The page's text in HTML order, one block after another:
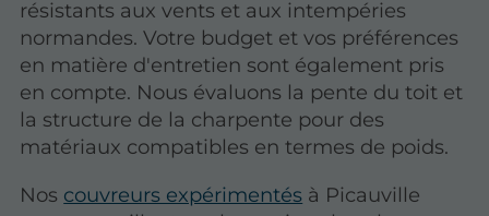
résistants aux vents et aux intempéries
normandes. Votre budget et vos préférences
en matière d'entretien sont également pris
en compte. Nous évaluons la pente du toit et
la structure de la charpente pour des
matériaux compatibles en termes de poids.
Nos couvreurs expérimentés à Picauville